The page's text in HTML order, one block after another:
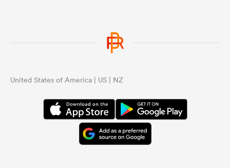
United States of America | US | NZ